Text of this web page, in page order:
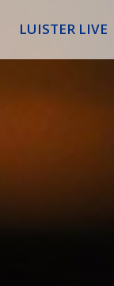
LUISTER LIVE